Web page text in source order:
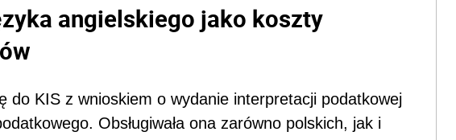
angielskiego jako koszty
do KIS z wnioskiem o wydanie interpretacji podatkowej
Obsługiwała ona zarówno polskich, jak i